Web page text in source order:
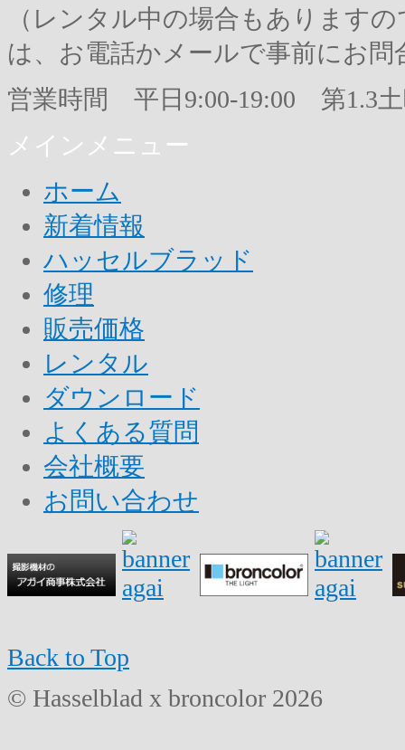
（レンタル中の場合もあります
は、お電話かメールで事前にお問
営業時間 平日9:00-19:00 第1.3土
メインメニュー
ホーム
新着情報
ハッセルブラッド
修理
販売価格
レンタル
ダウンロード
よくある質問
会社概要
お問い合わせ
Back to Top
© Hasselblad x broncolor 2026